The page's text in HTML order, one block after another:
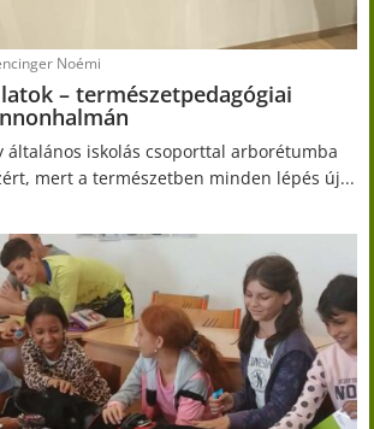
Noémi
– természetpedagógiai
általános iskolás csoporttal arborétumba
mert a természetben minden lépés új...